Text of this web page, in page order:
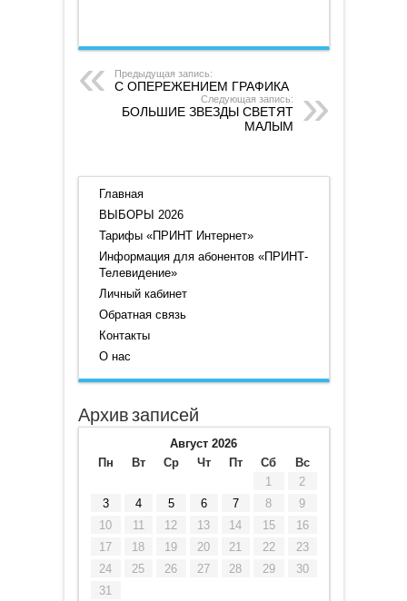
Предыдущая запись:
С ОПЕРЕЖЕНИЕМ ГРАФИКА
Следующая запись:
БОЛЬШИЕ ЗВЕЗДЫ СВЕТЯТ
МАЛЫМ
Главная
ВЫБОРЫ 2026
Тарифы «ПРИНТ Интернет»
Информация для абонентов «ПРИНТ-
Телевидение»
Личный кабинет
Обратная связь
Контакты
О нас
Архив записей
Август 2026
Пн
Вт Ср Чт Пт Сб
Вс
1
2
3
4 5 6 7 8
9
10
11 12 13 14 15
16
17
18 19 20 21 22
23
24
25 26 27 28 29
30
31